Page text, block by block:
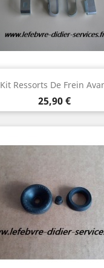
Kit Ressorts De Frein
Prix
25,90 €